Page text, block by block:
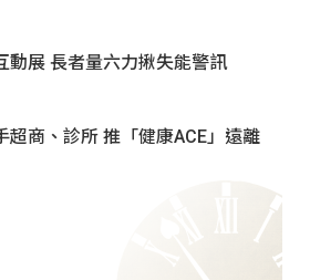
動展 長者量六力揪失能警訊
超商、診所 推「健康ACE」遠離